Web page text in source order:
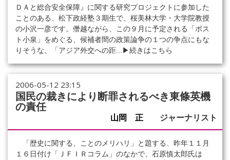
ＤＡと総合安全保障』に関する研究プロジェクトに参加した
ことのある、松下政経塾３期生で、桜美林大学・大学院教授
の小沢一彦です。僭越ながら、この９月に予定される「ポス
ト小泉」をめぐる、候補者間の政策論争の１つの争点にもな
りそうな、「アジア外交への距...
▶続きはこちら
2006-05-12 23:15
国民の裁きにより断罪されるべき東條英機
の責任
山岡 正 ジャーナリスト
「歴史に関する、ことのメリハリ」と題する、昨年１１月
１６日付け「ＪＦＩＲコラム」のなかで、石原慎太郎氏は